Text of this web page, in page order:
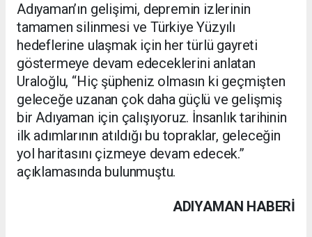
Adıyaman’ın gelişimi, depremin izlerinin
tamamen silinmesi ve Türkiye Yüzyılı
hedeflerine ulaşmak için her türlü gayreti
göstermeye devam edeceklerini anlatan
Uraloğlu, “Hiç şüpheniz olmasın ki geçmişten
geleceğe uzanan çok daha güçlü ve gelişmiş
bir Adıyaman için çalışıyoruz. İnsanlık tarihinin
ilk adımlarının atıldığı bu topraklar, geleceğin
yol haritasını çizmeye devam edecek.”
açıklamasında bulunmuştu.
ADIYAMAN HABERİ